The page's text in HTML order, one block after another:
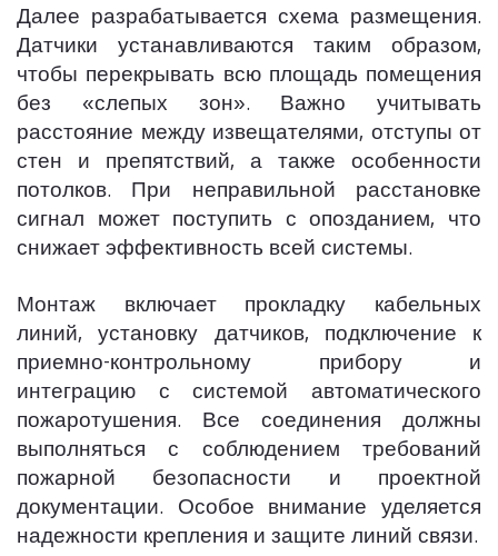
Далее разрабатывается схема размещения.
Датчики устанавливаются таким образом,
чтобы перекрывать всю площадь помещения
без «слепых зон». Важно учитывать
расстояние между извещателями, отступы от
стен и препятствий, а также особенности
потолков. При неправильной расстановке
сигнал может поступить с опозданием, что
снижает эффективность всей системы.
Монтаж включает прокладку кабельных
линий, установку датчиков, подключение к
приемно-контрольному прибору и
интеграцию с системой автоматического
пожаротушения. Все соединения должны
выполняться с соблюдением требований
пожарной безопасности и проектной
документации. Особое внимание уделяется
надежности крепления и защите линий связи.